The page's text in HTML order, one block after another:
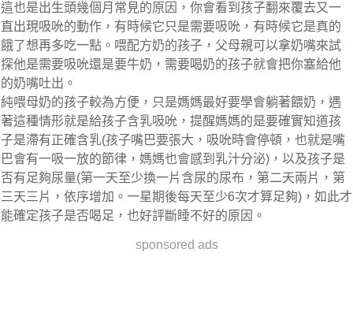
這也是出生頭幾個月常見的原因，你會看到孩子翻來覆去又一
直出現吸吮的動作，有時候它只是需要吸吮，有時候它是真的
餓了想再多吃一點。喂配方奶的孩子，父母親可以拿奶嘴來試
探他是需要吸吮還是要牛奶，需要喝奶的孩子就會把你塞給他
的奶嘴吐出。
純喂母奶的孩子較為方便，只是媽媽最好要學會躺著餵奶，遇
著這種情形就是給孩子含乳吸吮，提醒媽媽的是要確實知道孩
子是滯有正確含乳(孩子嘴巴要張大，吸吮時會停頓，也就是嘴
巴會有一吸一放的節律，媽媽也會感到乳汁分泌)，以及孩子是
否有足夠尿量(第一天至少換一片含尿的尿布，第二天兩片，第
三天三片，依序增加。一星期後每天至少6次才算足夠)，如此才
能確定孩子是否喝足，也好評斷睡不好的原因。
sponsored ads